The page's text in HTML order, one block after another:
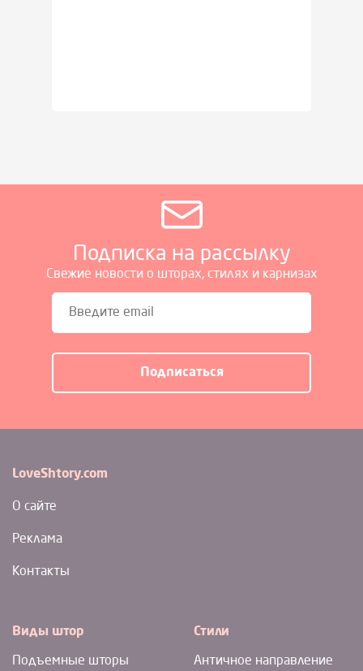
Подписка на рассылку
Свежие новости о шторах, стилях и карнизах
LoveShtory.com
О сайте
Реклама
Контакты
Виды штор
Подъемные шторы
Стили
Античное направление